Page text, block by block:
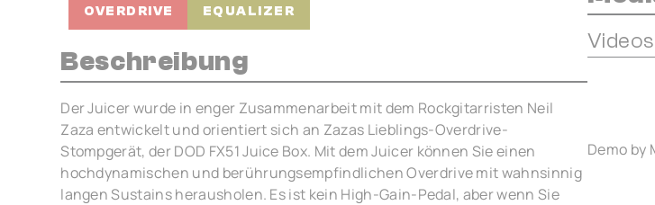
OVERDRIVE EQUALIZER
Beschreibung
Der Juicer wurde in enger Zusammenarbeit mit dem Rockgitarristen Neil
Zaza entwickelt und orientiert sich an Zazas Lieblings-Overdrive-
Stompgerät, der DOD FX51 Juice Box. Mit dem Juicer können Sie einen
hochdynamischen und berührungsempfindlichen Overdrive mit wahnsinnig
langen Sustains herausholen. Es ist kein High-Gain-Pedal, aber wenn Sie
Videos
Demo by